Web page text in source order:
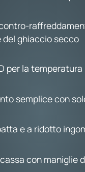
ghiaccio secco
per la temperatura
semplice con
e a ridotto
con maniglie